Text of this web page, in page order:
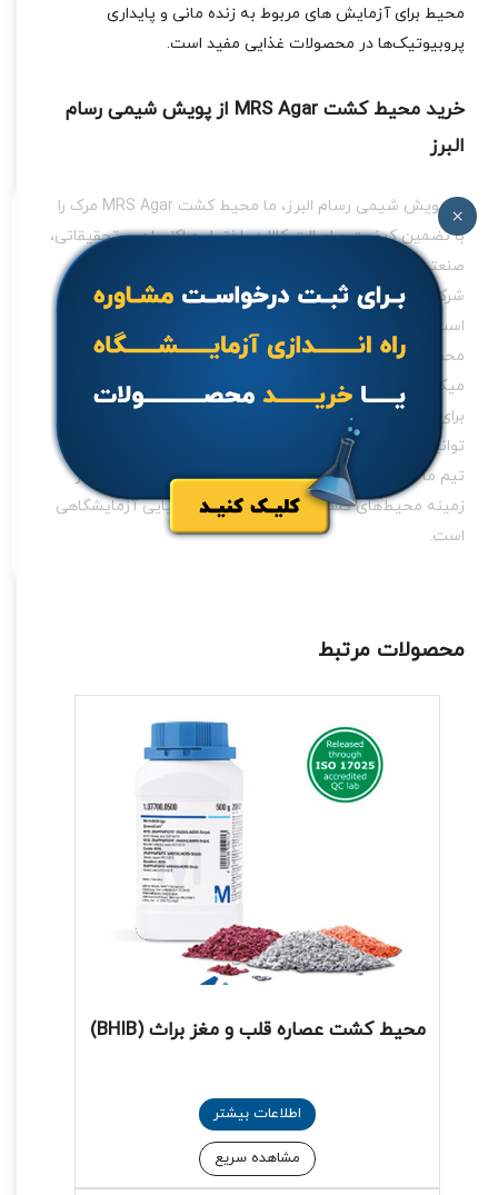
محیط برای آزمایش ‌های مربوط به زنده‌ مانی و پایداری
پروبیوتیک‌ها در محصولات غذایی مفید است.
خرید محیط کشت MRS Agar از پویش شیمی رسام
البرز
در پویش شیمی رسام البرز، ما محیط کشت MRS Agar مرک را
با تضمین کیفیت و اصالت کالا در اختیار مراکز علمی، تحقیقاتی،
صنعتی و دانشگاهی قرار می ‌دهیم. این محیط کشت ساخت
شرکت Merck آلمان بوده و مطابق با استانداردهای بین ‌المللی
است. شما می ‌توانید با اطمینان کامل از اصالت و کیفیت این
محصول، آن را برای آزمایشگاه‌ های کنترل کیفیت و تحقیقات
میکروبی در اختیار داشته باشید.
برای دریافت اطلاعات بیشتر، ثبت سفارش یا مشاوره خرید، می
‌توانید با
واحد فروش پویش شیمی رسام البرز
تیم ما آماده پاسخ‌گویی به تمامی نیازهای تخصصی شما در
زمینه محیط‌های کشت میکروبی و مواد شیمیایی آزمایشگاهی
است.
محصولات مرتبط
محیط کشت عصاره قلب و مغز براث (BHIB)
اطلاعات بیشتر
مشاهده سریع
×